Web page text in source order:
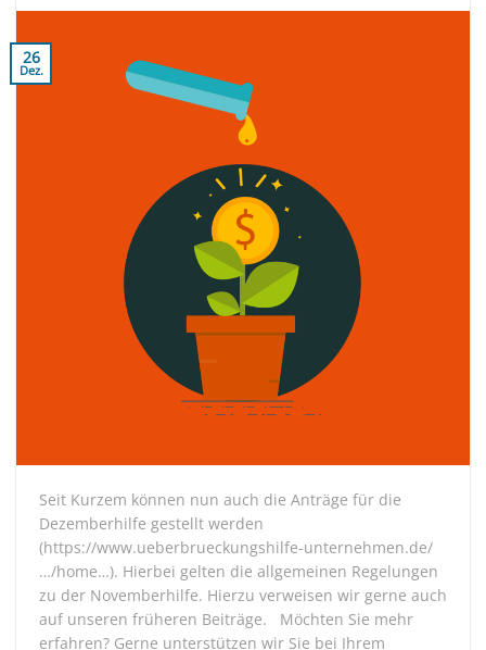
26
Dez.
Seit Kurzem können nun auch die Anträge für die
Dezemberhilfe gestellt werden
(https://www.ueberbrueckungshilfe-unternehmen.de/
…/home…). Hierbei gelten die allgemeinen Regelungen
zu der Novemberhilfe. Hierzu verweisen wir gerne auch
auf unseren früheren Beiträge. Möchten Sie mehr
erfahren? Gerne unterstützen wir Sie bei Ihrem